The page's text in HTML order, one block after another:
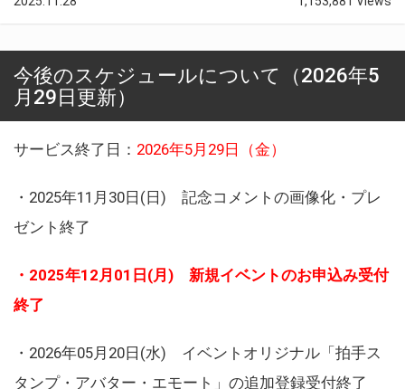
今後のスケジュールについて（2026年5
月29日更新）
サービス終了日： 2026年5月29日（金）
・2025年11月30日(日) 記念コメントの画像化・プレ
ゼント終了
・2025年12月01日(月) 新規イベントのお申込み受付
終了
・2026年05月20日(水) イベントオリジナル「拍手ス
タンプ・アバター・エモート」の追加登録受付終了